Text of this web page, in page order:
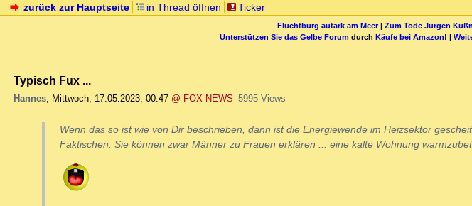
zurück zur Hauptseite
in Thread öffnen Ticker
Fluchtburg autark am Meer| Zum Tode Jürgen
Unterstützen Sie das Gelbe Forum durch Käufe bei Amazon! |
Typisch Fux ...
Hannes, Mittwoch, 17.05.2023, 00:47 @ FOX-NEWS 5995 Views
Wenn das so ist wie von Dir beschrieben, dann ist die Energiewende im Heizsektor
Faktischen. Sie können zwar Männer zu Frauen erklären ... eine kalte Wohnung